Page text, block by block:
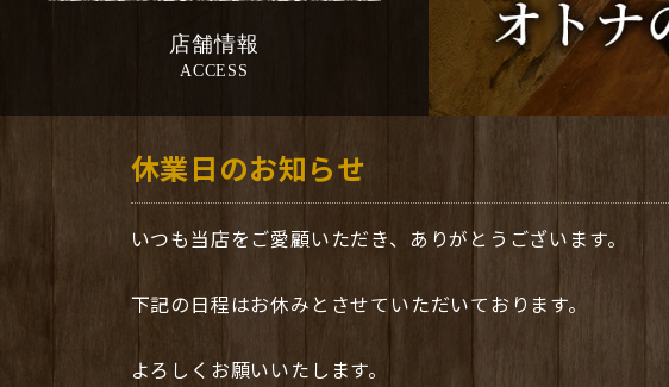
店舗情報
休業日のお知らせ
いつも当店をご愛顧いただき、ありがとうございます。
下記の日程はお休みとさせていただいております。
よろしくお願いいたします。